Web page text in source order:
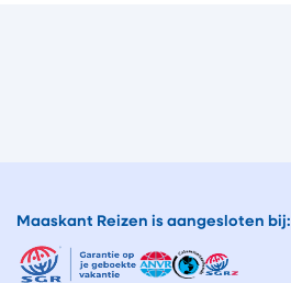
Maaskant Reizen is aangesloten bij: